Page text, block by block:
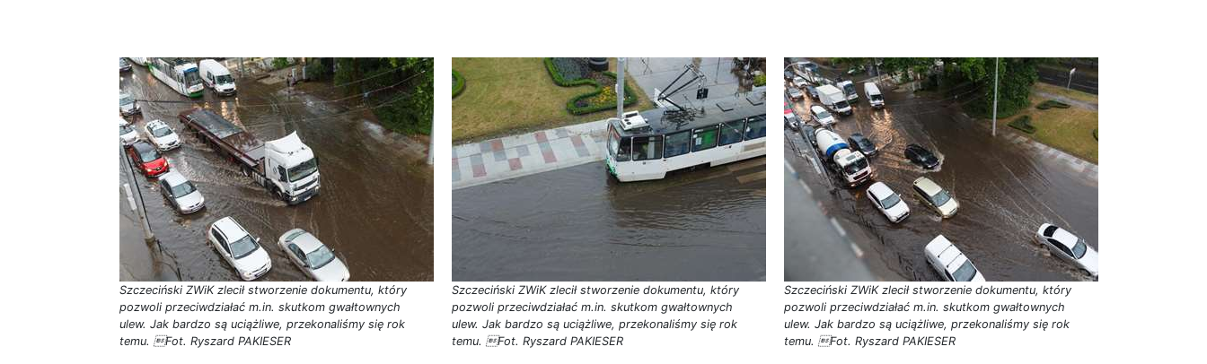
Szczeciński ZWiK zlecił stworzenie dokumentu, który
pozwoli przeciwdziałać m.in. skutkom gwałtownych
ulew. Jak bardzo są uciążliwe, przekonaliśmy się rok
temu. Fot. Ryszard PAKIESER
Szczeciński ZWiK zlecił stworzenie dokumentu, który
pozwoli przeciwdziałać m.in. skutkom gwałtownych
ulew. Jak bardzo są uciążliwe, przekonaliśmy się rok
temu. Fot. Ryszard PAKIESER
Szczeciński ZWiK zlecił stworzenie dokumentu, który
pozwoli przeciwdziałać m.in. skutkom gwałtownych
ulew. Jak bardzo są uciążliwe, przekonaliśmy się rok
temu. Fot. Ryszard PAKIESER